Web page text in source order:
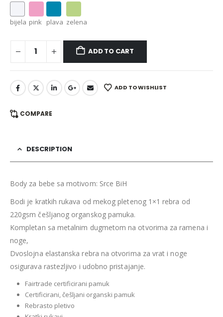
bijela pink plava zelena
ADD TO CART
ADD TO WISHLIST
COMPARE
DESCRIPTION
Body za bebe sa motivom: Srce BiH
Bodi je kratkih rukava od mekog pletenog 1×1 rebra od
220gsm češljanog organskog pamuka.
Kompletan sa metalnim dugmetom na otvorima za ramena i
noge,
Dvoslojna elastanska rebra na otvorima za vrat i noge
osigurava rastezljivo i udobno pristajanje.
Fairtrade certificirani pamuk
Certificirani, češljani organski pamuk
Rebrasto pletivo